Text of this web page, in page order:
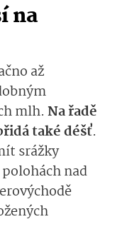
na
až
mlh. Na řadě
také déšť.
srážky
nad